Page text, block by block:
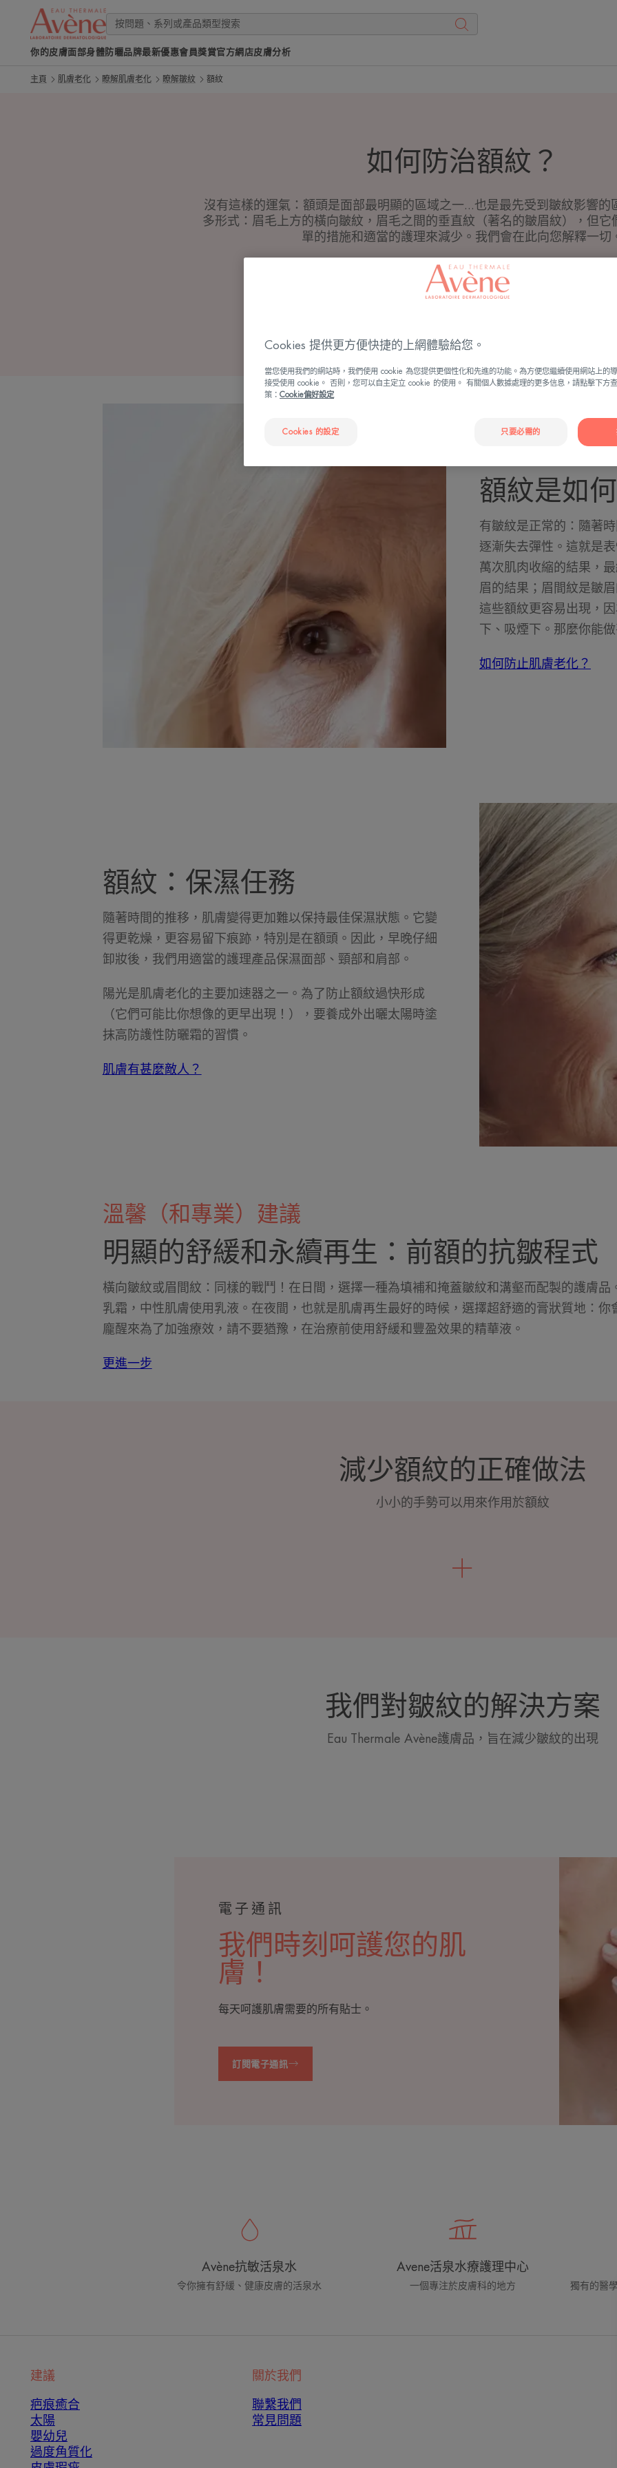
你的皮膚面部身體防曬品牌最新優惠會員獎賞官方網店皮膚分析
主頁 肌膚老化 瞭解肌膚老化 瞭解皺紋 額紋
如何防治額紋？
沒有這樣的運氣：額頭是面部最明顯的區域之一...也是最先受到皺紋影響的
多形式：眉毛上方的橫向皺紋，眉毛之間的垂直紋（著名的皺眉紋），但它
單的措施和適當的護理來減少。我們會在此向您解釋一切
2/4/2026 , 审核人
額紋是如
有皺紋是正常的：隨著
逐漸失去彈性。這就是
萬次肌肉收縮的結果，
眉的結果；眉間紋是皺
這些額紋更容易出現，
下、吸煙下。那麼你能
如何防止肌膚老化？
額紋：保濕任務
隨著時間的推移，肌膚變得更加難以保持最佳保濕狀態。它變
得更乾燥，更容易留下痕跡，特別是在額頭。因此，早晚仔細
卸妝後，我們用適當的護理產品保濕面部、頸部和肩部。
陽光是肌膚老化的主要加速器之一。為了防止額紋過快形成
（它們可能比你想像的更早出現！），要養成外出曬太陽時塗
抹高防護性防曬霜的習慣。
肌膚有甚麼敵人？
溫馨（和專業）建議
明顯的舒緩和永續再生：前額的抗皺程式
橫向皺紋或眉間紋：同樣的戰鬥！在日間，選擇一種為填補和掩蓋皺紋和溝壑而配製的護膚
乳霜，中性肌膚使用乳液。在夜間，也就是肌膚再生最好的時候，選擇超舒適的膏狀質地：
龐醒來為了加強療效，請不要猶豫，在治療前使用舒緩和豐盈效果的精華液。
更進一步
減少額紋的正確做法
小小的手勢可以用來作用於額紋
我們對皺紋的解決方案
Eau Thermale Avène護膚品，旨在減少皺紋的出現
電子通訊
我們時刻呵護您的肌
膚！
每天呵護肌膚需要的所有貼士。
訂閱電子通訊
Avène抗敏活泉水
令你擁有舒緩、健康皮膚的活泉水
Avene活泉水療護理中心
一個專注於皮膚科的地方 獨有的醫
建議
疤痕癒合
太陽
嬰幼兒
過度角質化
關於我們
聯繫我們
常見問題
Cookies 提供更方便快捷的上網體驗給您。
當您使用我們的網站時，我們使用 cookie 為您提供更個性化和先進的功能。為方便您繼續使用網站上的
接受使用 cookie。 否則，您可以自主定立 cookie 的使用。 有關個人數據處理的更多信息，請點擊下方
策： Cookie偏好設定
Cookies 的設定 只要必需的